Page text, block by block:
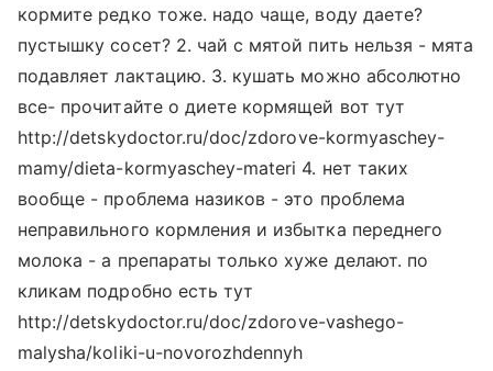
кормите редко тоже. надо чаще, воду даете?
пустышку сосет? 2. чай с мятой пить нельзя - мята
подавляет лактацию. 3. кушать можно абсолютно
все- прочитайте о диете кормящей вот тут
http://detskydoctor.ru/doc/zdorove-kormyaschey-
mamy/dieta-kormyaschey-materi 4. нет таких
вообще - проблема назиков - это проблема
неправильного кормления и избытка переднего
молока - а препараты только хуже делают. по
кликам подробно есть тут
http://detskydoctor.ru/doc/zdorove-vashego-
malysha/koliki-u-novorozhdennyh